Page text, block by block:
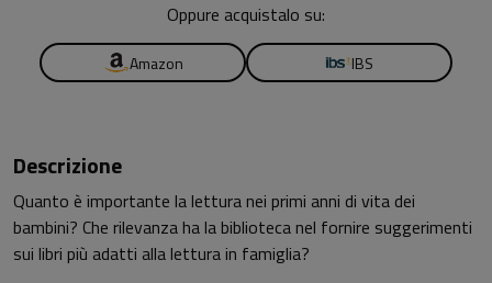
Oppure acquistalo su:
Amazon IBS
Descrizione
Quanto è importante la lettura nei primi anni di vita dei
bambini? Che rilevanza ha la biblioteca nel fornire suggerimenti
sui libri più adatti alla lettura in famiglia?